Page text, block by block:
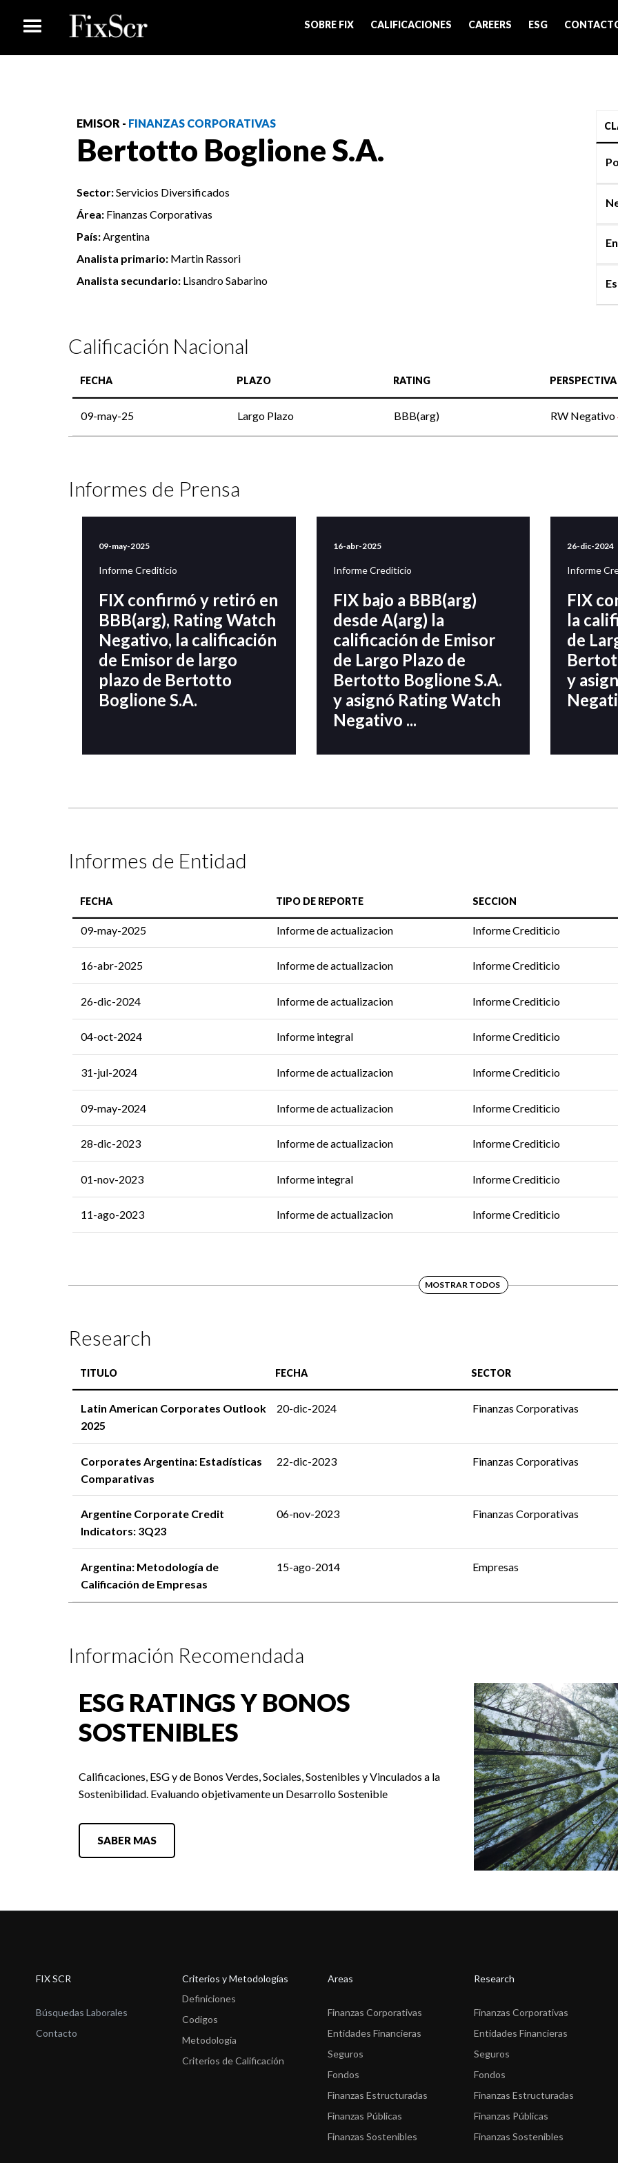
SOBRE FIX CALIFICACIONES CAREERS ESG
EMISOR - FINANZAS CORPORATIVAS
Bertotto Boglione S.A.
Sector:Servicios Diversificados
Área: Finanzas Corporativas
País:Argentina
Analista primario: Martin Rassori
Analista secundario: Lisandro Sabarino
Calificación Nacional
FECHA PLAZO RATING PERSPECTIVA
09-may-25 Largo Plazo BBB(arg) RW Negativo
Informes de Prensa
09-may-2025
Informe Crediticio
FIX confirmó y retiró en
BBB(arg), Rating Watch
Negativo, la calificación
de Emisor de largo
plazo de Bertotto
Boglione S.A.
16-abr-2025
Informe Crediticio
FIX bajo a BBB(arg)
desde A(arg) la
calificación de Emisor
de Largo Plazo de
Bertotto Boglione S.A.
y asignó Rating Watch
Negativo ...
26-dic-2024
Informe
FIX
la
de
y
Informes de Entidad
FECHA TIPO DE REPORTE SECCION
09-may-2025 Informe de actualizacion Informe Crediticio
16-abr-2025 Informe de actualizacion Informe Crediticio
26-dic-2024 Informe de actualizacion Informe Crediticio
04-oct-2024 Informe integral Informe Crediticio
31-jul-2024 Informe de actualizacion Informe Crediticio
09-may-2024 Informe de actualizacion Informe Crediticio
28-dic-2023 Informe de actualizacion Informe Crediticio
01-nov-2023 Informe integral Informe Crediticio
11-ago-2023 Informe de actualizacion Informe Crediticio
MOSTRAR TODOS
Research
TITULO FECHA SECTOR
Latin American Corporates Outlook
2025
20-dic-2024 Finanzas Corporativas
Corporates Argentina: Estadísticas
Comparativas
22-dic-2023 Finanzas Corporativas
Argentine Corporate Credit
Indicators: 3Q23
06-nov-2023 Finanzas Corporativas
Argentina: Metodología de
Calificación de Empresas
15-ago-2014 Empresas
Información Recomendada
ESG RATINGS Y BONOS
SOSTENIBLES
Calificaciones, ESG y de Bonos Verdes, Sociales, Sostenibles y Vinculados a la
Sostenibilidad. Evaluando objetivamente un Desarrollo Sostenible
SABER MAS
FIX SCR
Búsquedas Laborales
Contacto
Criterios y Metodologías
Definiciones
Codigos
Metodología
Criterios de Calificación
Areas
Finanzas Corporativas
Entidades Financieras
Seguros
Fondos
Finanzas Estructuradas
Finanzas Públicas
Finanzas Sostenibles
Research
Finanzas Corporativas
Entidades Financieras
Seguros
Fondos
Finanzas Estructuradas
Finanzas Públicas
Finanzas Sostenibles